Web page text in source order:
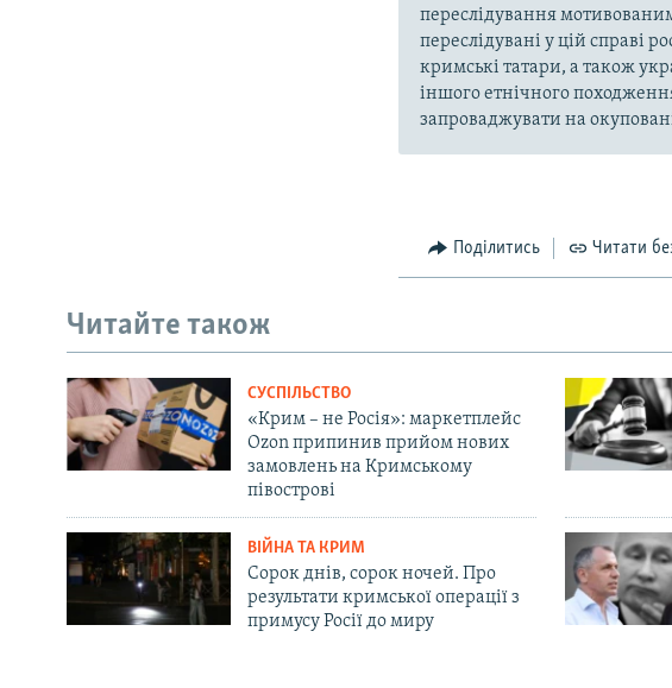
переслідування
переслідувані у цій справі
кримські татари, а також
іншого етнічного
запроваджувати на
Поділитись Читати
Читайте також
СУСПІЛЬСТВО
«Крим – не Росія»: маркетплейс
Ozon припинив прийом нових
замовлень на Кримському
півострові
ВІЙНА ТА КРИМ
Сорок днів, сорок ночей. Про
результати кримської операції з
примусу Росії до миру